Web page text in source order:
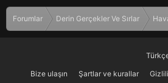
Forumlar Derin Gerçekler Ve Sırlar
Bize ulaşın
Şartlar ve kurallar